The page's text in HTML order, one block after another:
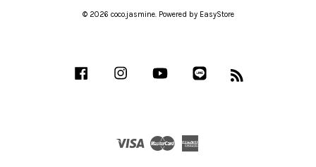
© 2026 coco.jasmine. Powered by EasyStore
Facebook Instagram YouTube
Visa Master